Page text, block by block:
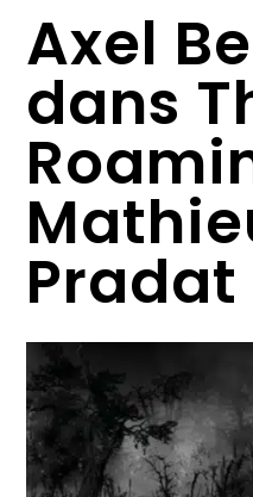
Axel
dans
Pradat